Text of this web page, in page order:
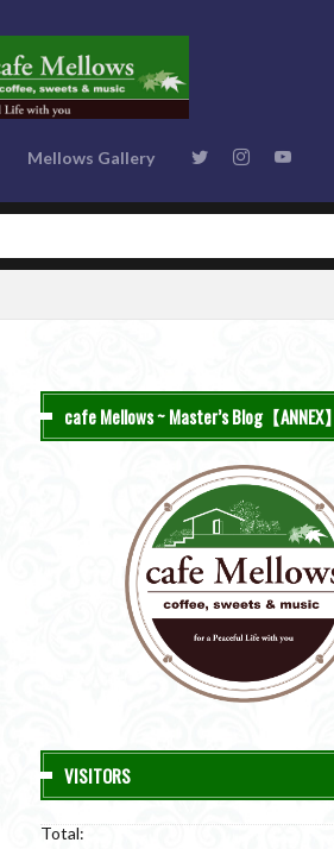
Mellows Gallery
cafe Mellows ~ Master’s Blog【ANNEX】
VISITORS
Total: